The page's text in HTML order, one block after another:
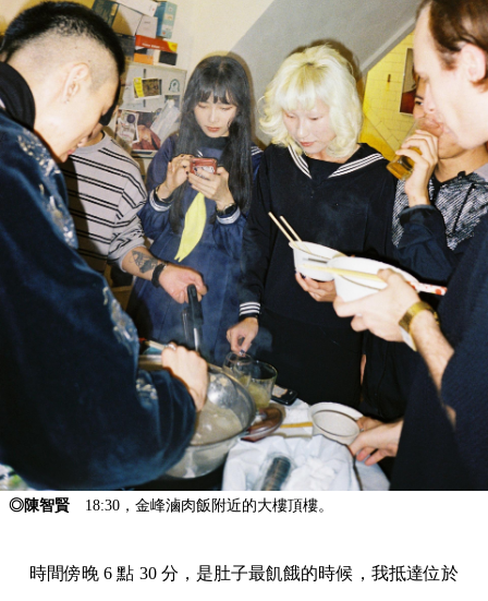
◎陳智賢 18:30，金峰滷肉飯附近的大樓頂樓。
時間傍晚 6 點 30 分，是肚子最飢餓的時候，我抵達位於